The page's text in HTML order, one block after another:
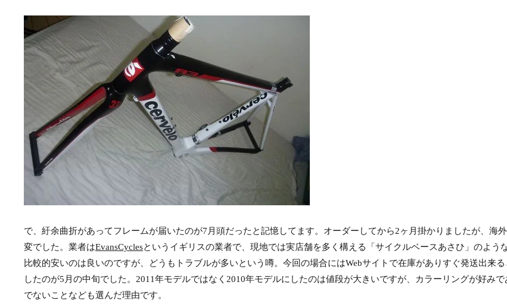
で、紆余曲折があってフレームが届いたのが7月頭だったと記憶してます。オーダーしてから2ヶ月掛かりましたが、海
変でした。業者はEvansCyclesというイギリスの業者で、現地では実店舗を多く構える「サイクルベースあさひ」のよう
比較的安いのは良いのですが、どうもトラブルが多いという噂。今回の場合にはWebサイトで在庫がありすぐ発送出来
したのが5月の中旬でした。2011年モデルではなく2010年モデルにしたのは値段が大きいですが、カラーリングが好み
でないことなども選んだ理由です。